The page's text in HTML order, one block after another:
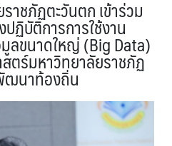
าชภัฏตะวันตก เข้าร่วม
ปฏิบัติการการใช้งาน
ลขนาดใหญ่ (Big Data)
ตร์มหาวิทยาลัยราชภัฏ
ฒนาท้องถิ่น